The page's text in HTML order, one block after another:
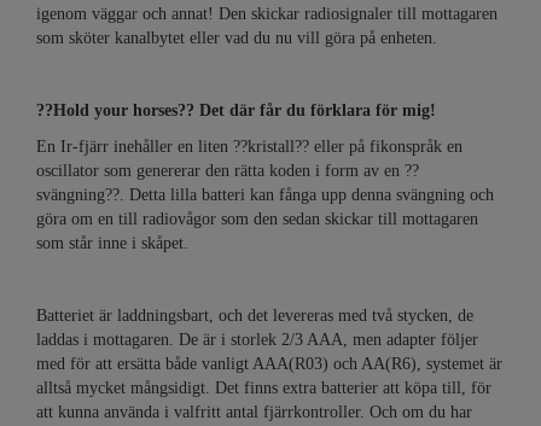
igenom väggar och annat! Den skickar radiosignaler till mottagaren
som sköter kanalbytet eller vad du nu vill göra på enheten.
??Hold your horses?? Det där får du förklara för mig!
En Ir-fjärr inehåller en liten ??kristall?? eller på fikonspråk en
oscillator som genererar den rätta koden i form av en ??
svängning??. Detta lilla batteri kan fånga upp denna svängning och
göra om en till radiovågor som den sedan skickar till mottagaren
som står inne i skåpet.
Batteriet är laddningsbart, och det levereras med två stycken, de
laddas i mottagaren. De är i storlek 2/3 AAA, men adapter följer
med för att ersätta både vanligt AAA(R03) och AA(R6), systemet är
alltså mycket mångsidigt. Det finns extra batterier att köpa till, för
att kunna använda i valfritt antal fjärrkontroller. Och om du har